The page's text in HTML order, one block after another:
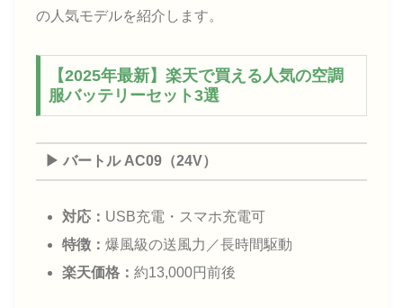
の人気モデルを紹介します。
【2025年最新】楽天で買える人気の空調
服バッテリーセット3選
▶ バートル AC09（24V）
対応： USB充電・スマホ充電可
特徴：爆風級の送風力／長時間駆動
楽天価格：約13,000円前後